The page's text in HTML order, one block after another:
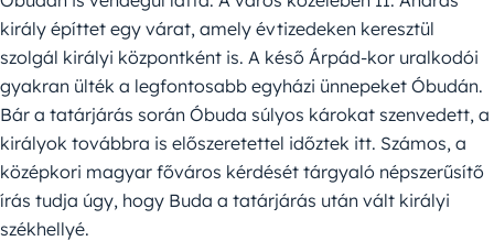
király építtet egy várat, amely évtizedeken keresztül
szolgál királyi központként is. A késő Árpád-kor uralkodói
gyakran ülték a legfontosabb egyházi ünnepeket Óbudán.
Bár a tatárjárás során Óbuda súlyos károkat szenvedett, a
királyok továbbra is előszeretettel időztek itt. Számos, a
középkori magyar főváros kérdését tárgyaló népszerűsítő
írás tudja úgy, hogy Buda a tatárjárás után vált királyi
székhellyé.